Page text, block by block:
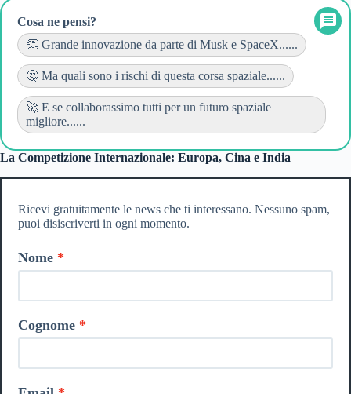
Cosa ne pensi?
👏 Grande innovazione da parte di Musk e SpaceX......
🤔 Ma quali sono i rischi di questa corsa spaziale......
🚀 E se collaborassimo tutti per un futuro spaziale
migliore......
La Competizione Internazionale: Europa, Cina e India
Ricevi gratuitamente le news che ti interessano. Nessuno spam,
puoi disiscriverti in ogni momento.
Nome
Cognome